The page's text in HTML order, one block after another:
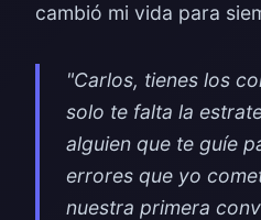
cambió mi vida para
"Carlos, tienes los
solo te falta la
alguien que te guíe
errores que yo
nuestra primera